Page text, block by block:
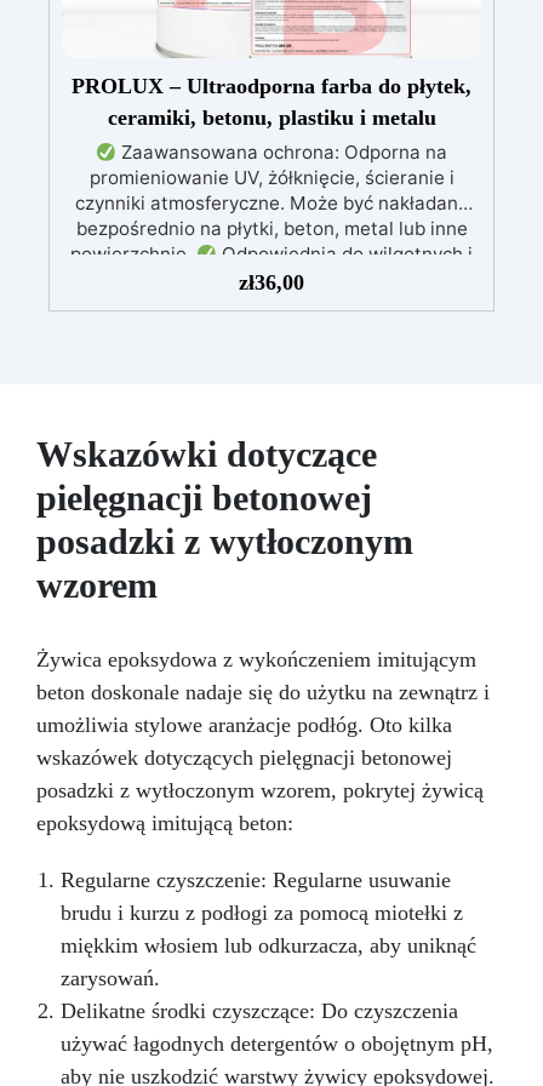
PROLUX – Ultraodporna farba do płytek,
ceramiki, betonu, plastiku i metalu
Zaawansowana ochrona: Odporna na
promieniowanie UV, żółknięcie, ścieranie i
czynniki atmosferyczne. Może być nakładana
bezpośrednio na płytki, beton, metal lub inne
powierzchnie.
Odpowiednia do wilgotnych i
intensywnie użytkowanych miejsc: Specjalna
formuła, idealna do środowisk wymagających
magazynów oraz do powłok na odpowiednio
przygotowanej stali.
Zgodność i
bezpieczeństwo: Zgodna z Rozporządzeniem
UE nr 305/2011 – Rozporządzeniem UE nr
574/2014 – Oznakowanie CE zgodnie z normą
EN 1504-2 oraz odpowiednią Deklaracją
zł36,00
Wskazówki dotyczące
pielęgnacji betonowej
posadzki z wytłoczonym
wzorem
Żywica epoksydowa z wykończeniem imitującym
beton doskonale nadaje się do użytku na zewnątrz i
umożliwia stylowe aranżacje podłóg. Oto kilka
wskazówek dotyczących pielęgnacji betonowej
posadzki z wytłoczonym wzorem, pokrytej żywicą
epoksydową imitującą beton:
Regularne czyszczenie: Regularne usuwanie
brudu i kurzu z podłogi za pomocą miotełki z
miękkim włosiem lub odkurzacza, aby uniknąć
zarysowań.
Delikatne środki czyszczące: Do czyszczenia
używać łagodnych detergentów o obojętnym pH,
aby nie uszkodzić warstwy żywicy epoksydowej.